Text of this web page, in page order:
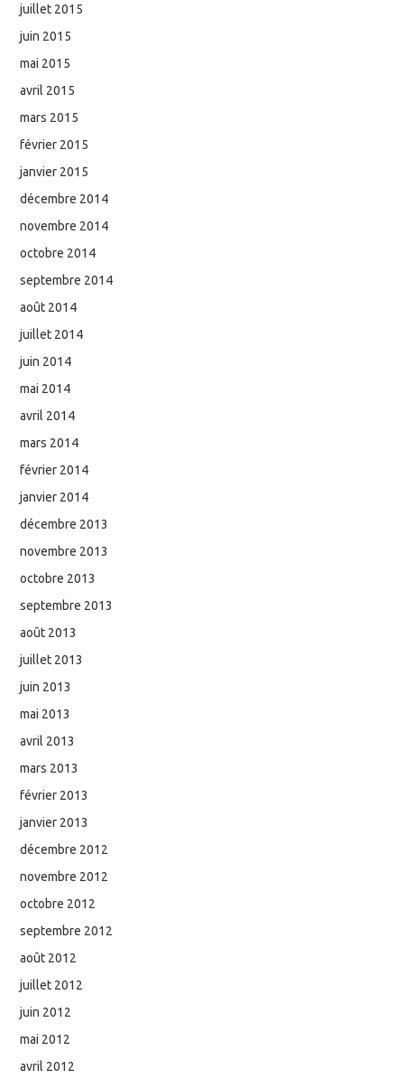
juillet 2015
juin 2015
mai 2015
avril 2015
mars 2015
février 2015
janvier 2015
décembre 2014
novembre 2014
octobre 2014
septembre 2014
août 2014
juillet 2014
juin 2014
mai 2014
avril 2014
mars 2014
février 2014
janvier 2014
décembre 2013
novembre 2013
octobre 2013
septembre 2013
août 2013
juillet 2013
juin 2013
mai 2013
avril 2013
mars 2013
février 2013
janvier 2013
décembre 2012
novembre 2012
octobre 2012
septembre 2012
août 2012
juillet 2012
juin 2012
mai 2012
avril 2012